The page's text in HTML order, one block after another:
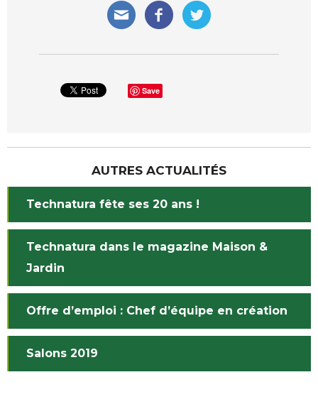
Save
AUTRES ACTUALITÉS
Technatura fête ses 20 ans !
Technatura dans le magazine Maison &
Jardin
Offre d’emploi : Chef d’équipe en création
Salons 2019